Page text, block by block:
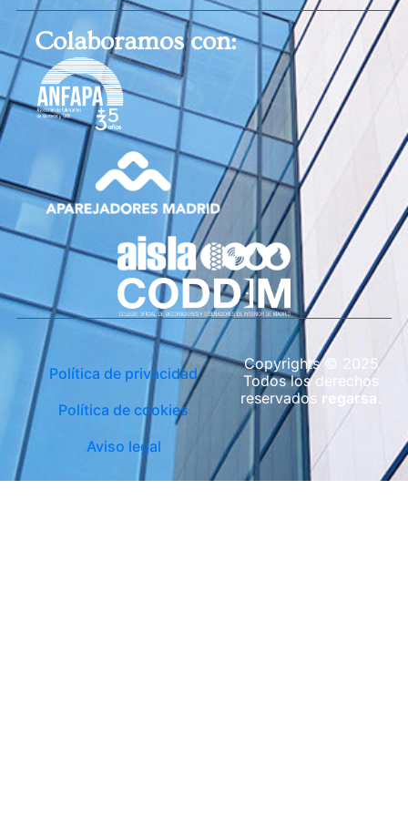
Colaboramos con:
Política de privacidad
Política de cookies
Aviso legal
Copyrights © 2025
Todos los derechos
reservados regarsa .